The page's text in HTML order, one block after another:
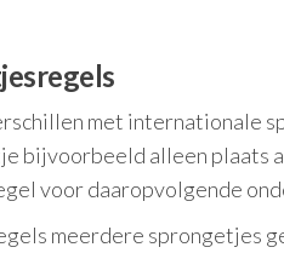
met internationale
alleen plaats
voor daaropvolgende
meerdere sprongetjes